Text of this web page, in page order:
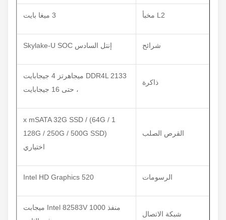
شرائح إنتل السادس Skylake-U SOC
DDR4L 2133 ميجاهرتز 4 جيجابايت
، حتى 16 جيجابايت
القرص الصلب
1 x mSATA 32G SSD / (64G /
128G / 250G / 500G SSD)
اختياري
الرسومات Intel HD Graphics 520
شبكة الاتصال
منفذ Intel 82583V 1000 ميجابت